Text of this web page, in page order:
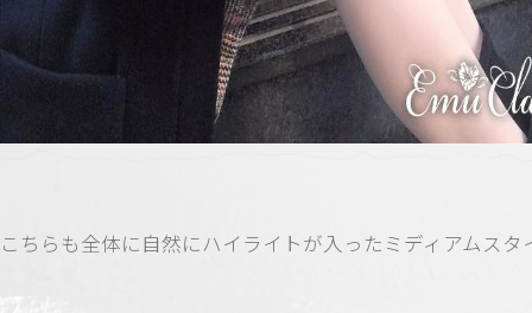
こちらも全体に自然にハイライトが入ったミディアムスタ